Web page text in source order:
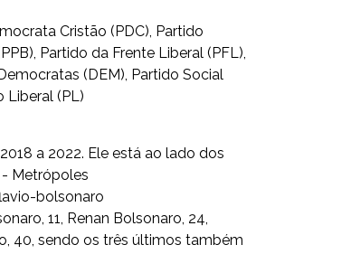
Cristão (PDC), Partido
Partido da Frente Liberal (PFL),
(DEM), Partido Social
Liberal (PL)
bolsonaro
11, Renan Bolsonaro, 24,
40, sendo os três últimos também